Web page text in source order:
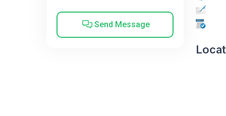
Send Message